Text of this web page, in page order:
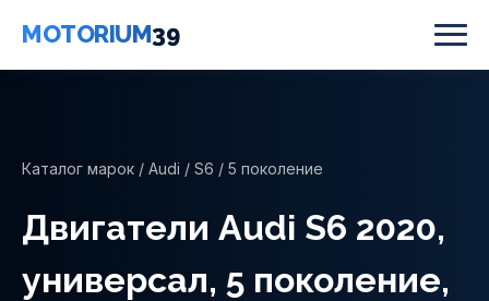
MOTORIUM39
Каталог марок / Audi / S6 / 5 поколение
Двигатели Audi S6 2020,
универсал, 5 поколение,